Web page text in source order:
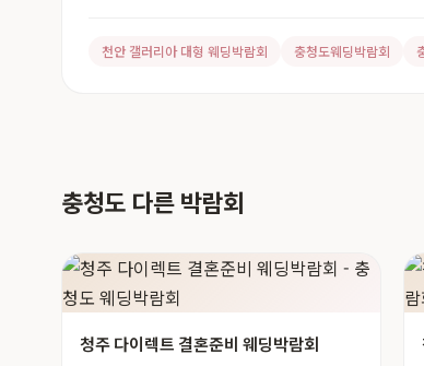
천안 갤러리아 대형 웨딩박람회 충청도웨딩박람회
충청도 다른 박람회
청주 다이렉트 결혼준비 웨딩박람회